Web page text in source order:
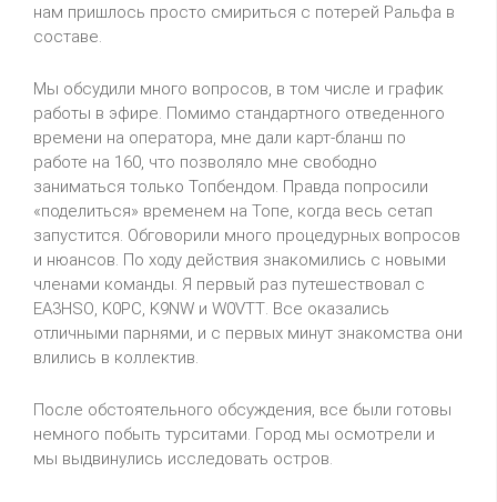
нам пришлось просто смириться с потерей Ральфа в
составе.
Мы обсудили много вопросов, в том числе и график
работы в эфире. Помимо стандартного отведенного
времени на оператора, мне дали карт-бланш по
работе на 160, что позволяло мне свободно
заниматься только Топбендом. Правда попросили
«поделиться» временем на Топе, когда весь сетап
запустится. Обговорили много процедурных вопросов
и нюансов. По ходу действия знакомились с новыми
членами команды. Я первый раз путешествовал с
EA3HSO K0PC K9NW и W0VTT . Все оказались
отличными парнями, и с первых минут знакомства они
влились в коллектив.
После обстоятельного обсуждения, все были готовы
немного побыть турситами. Город мы осмотрели и
мы выдвинулись исследовать остров.